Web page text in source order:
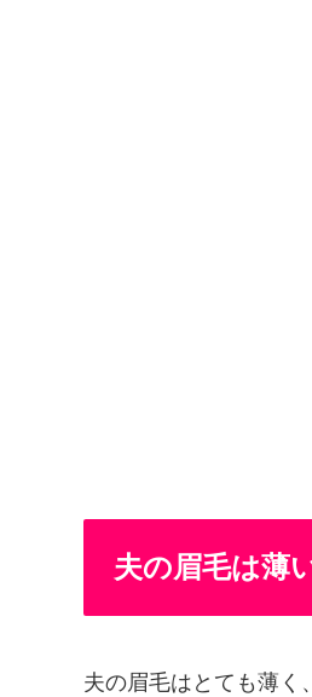
夫の眉毛は薄
夫の眉毛はとても薄く